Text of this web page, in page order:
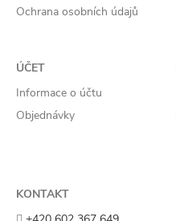
Ochrana osobních údajů
ÚČET
Informace o účtu
Objednávky
KONTAKT